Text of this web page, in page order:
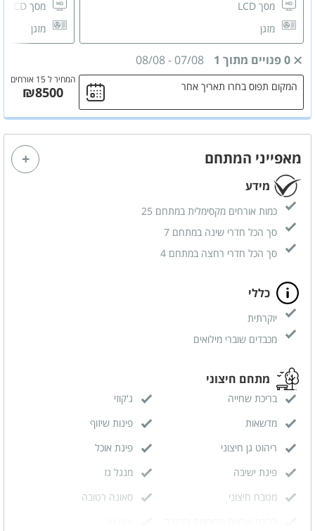
מסך LCD
מזגן
שידות לאחסון
מסך LCD
מזגן
שידות
חדר רחצה
המחיר ל 15 אורחים
0 פנויים מתוך 1 07/08
-
08/08
₪8500 המקום תפוס בחרו תאריך אחר
מאפייני המתחם
מידע
כמות אורחים מקסימלית במתחם 25
סך הכל חדרי שינה במתחם 7
סך הכל חדרי רחצה במתחם 4
כללי
יוקרתית
מכבדים שוברי מילואים
מתחם חיצוני
בריכת שחייה
ג'קוזי
מדשאות
פינות שיזוף
ריהוט גן חיצוני
פינת אוכל
פינת ישיבה
מנגל גז
מטבח חיצוני
סאונה רטובה